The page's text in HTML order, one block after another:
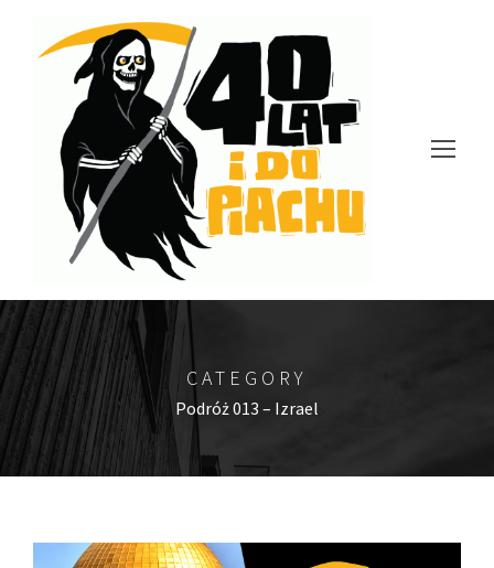
CATEGORY
Podróż 013 – Izrael